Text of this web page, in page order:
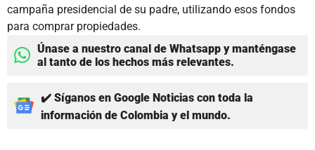
campaña presidencial de su padre, utilizando esos fondos
para comprar propiedades.
Únase a nuestro canal de Whatsapp y manténgase
al tanto de los hechos más relevantes.
✔️ Síganos en Google Noticias con toda la
información de Colombia y el mundo.